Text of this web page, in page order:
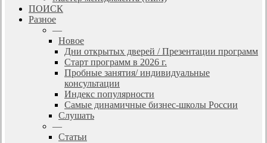
ПОИСК
Разное
—
Новое
Дни открытых дверей / Презентации программ
Старт программ в 2026 г.
Пробные занятия/ индивидуальные
консультации
Индекс популярности
Самые динамичные бизнес-школы России
Слушать
—
Статьи